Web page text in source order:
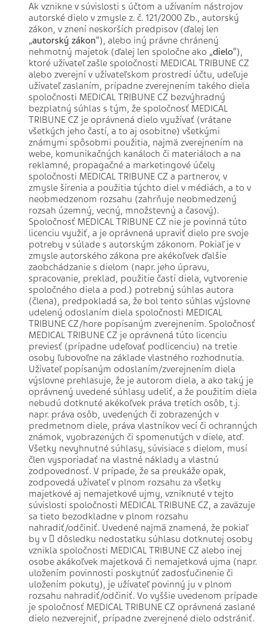
Ak vznikne v súvislosti s účtom a užívaním nástrojov
autorské dielo v zmysle z. č. 121/2000 Zb., autorský
zákon, v znení neskorších predpisov (ďalej len
„autorský zákon“), alebo iný právne chránený
nehmotný majetok (ďalej len spoločne ako „dielo“),
ktoré užívateľ zašle spoločnosti MEDICAL TRIBUNE CZ
alebo zverejní v užívateľskom prostredí účtu, udeľuje
užívateľ zaslaním, prípadne zverejnením takého diela
spoločnosti MEDICAL TRIBUNE CZ bezvýhradný
bezplatný súhlas s tým, že spoločnosť MEDICAL
TRIBUNE CZ je oprávnená dielo využívať (vrátane
všetkých jeho častí, a to aj osobitne) všetkými
známymi spôsobmi použitia, najmä zverejnením na
webe, komunikačných kanáloch či materiáloch a na
reklamné, propagačné a marketingové účely
spoločnosti MEDICAL TRIBUNE CZ a partnerov, v
zmysle šírenia a použitia týchto diel v médiách, a to v
neobmedzenom rozsahu (zahrňuje neobmedzený
rozsah územný, vecný, množstevný a časový).
Spoločnosť MEDICAL TRIBUNE CZ nie je povinná túto
licenciu využiť, a je oprávnená upraviť dielo pre svoje
potreby v súlade s autorským zákonom. Pokiaľ je v
zmysle autorského zákona pre akékoľvek ďalšie
zaobchádzanie s dielom (napr. jeho úpravu,
spracovanie, preklad, použitie častí diela, vytvorenie
spoločného diela a pod.) potrebný súhlas autora
(člena), predpokladá sa, že bol tento súhlas výslovne
udelený odoslaním diela spoločnosti MEDICAL
TRIBUNE CZ/hore popísaným zverejnením. Spoločnosť
MEDICAL TRIBUNE CZ je oprávnená túto licenciu
previesť (prípadne udeľovať podlicenciu) na tretie
osoby ľubovoľne na základe vlastného rozhodnutia.
Užívateľ popísaným odoslaním/zverejnením diela
výslovne prehlasuje, že je autorom diela, a ako taký je
oprávnený uvedené súhlasy udeliť, a že použitím diela
nebudú dotknuté akékoľvek práva tretích osôb, t.j.
napr. práva osôb, uvedených či zobrazených v
predmetnom diele, práva vlastníkov vecí či ochranných
známok, vyobrazených či spomenutých v diele, atď.
Všetky nevyhnutné súhlasy, súvisiace s dielom, musí
člen vysporiadať na vlastné náklady a vlastnú
zodpovednosť. V prípade, že sa preukáže opak,
zodpovedá užívateľ v plnom rozsahu za všetky
majetkové aj nemajetkové ujmy, vzniknuté v tejto
súvislosti spoločnosti MEDICAL TRIBUNE CZ, a zaväzuje
sa tieto bezodkladne v plnom rozsahu
nahradiť/odčiniť. Uvedené najmä znamená, že pokiaľ
by v  dôsledku nedostatku súhlasu dotknutej osoby
vznikla spoločnosti MEDICAL TRIBUNE CZ alebo inej
osobe akákoľvek majetková či nemajetková ujma (napr.
uložením povinnosti poskytnúť zadosťučinenie či
uložením pokuty), je užívateľ povinný ju v plnom
rozsahu nahradiť/odčiniť. Vo vyššie uvedenom prípade
je spoločnosť MEDICAL TRIBUNE CZ oprávnená zaslané
dielo nezverejniť, prípadne zverejnené dielo odstrániť.